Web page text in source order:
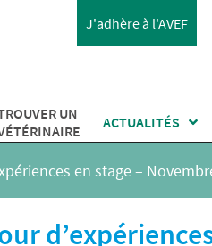
J'adhère à l'AVEF
UN
ACTUALITÉS
en stage –